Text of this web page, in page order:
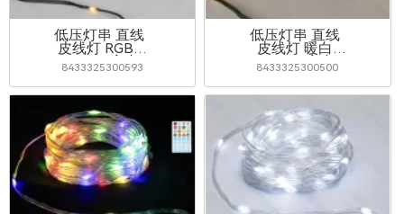
低压灯串 直线
皮线灯 RGBY
20m IP44室内&
室外 彩盒
8433325300593
低压灯串 直线
皮线灯 暖白
30m IP44室内&
室外 彩盒
8433325300500